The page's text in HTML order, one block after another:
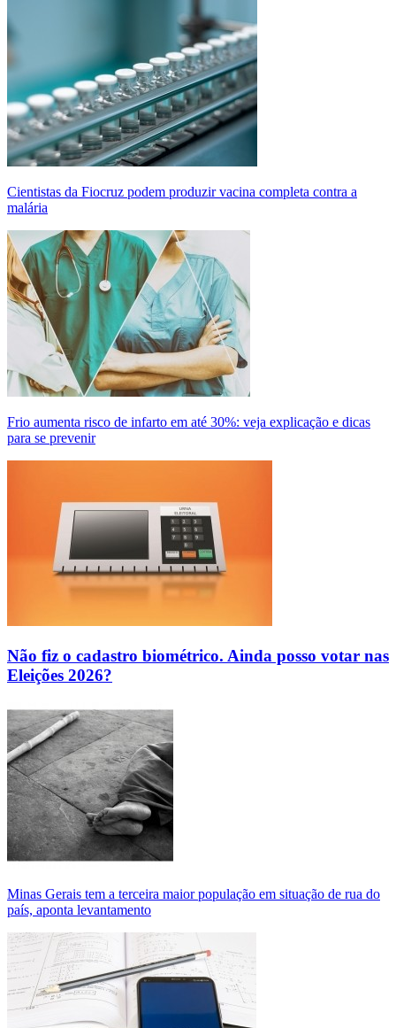
Cientistas da Fiocruz podem produzir vacina completa contra a
malária
Frio aumenta risco de infarto em até 30%: veja explicação e dicas
para se prevenir
Não fiz o cadastro biométrico. Ainda posso votar nas
Eleições 2026?
Minas Gerais tem a terceira maior população em situação de rua do
país, aponta levantamento